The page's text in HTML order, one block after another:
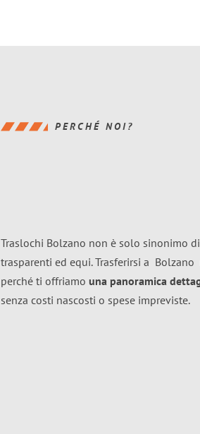
PERCHÉ NOI?
Traslochi Bolzano non è solo sinonimo di
trasparenti ed equi. Trasferirsi a Bolzano
perché ti offriamo una panoramica
senza costi nascosti o spese impreviste.